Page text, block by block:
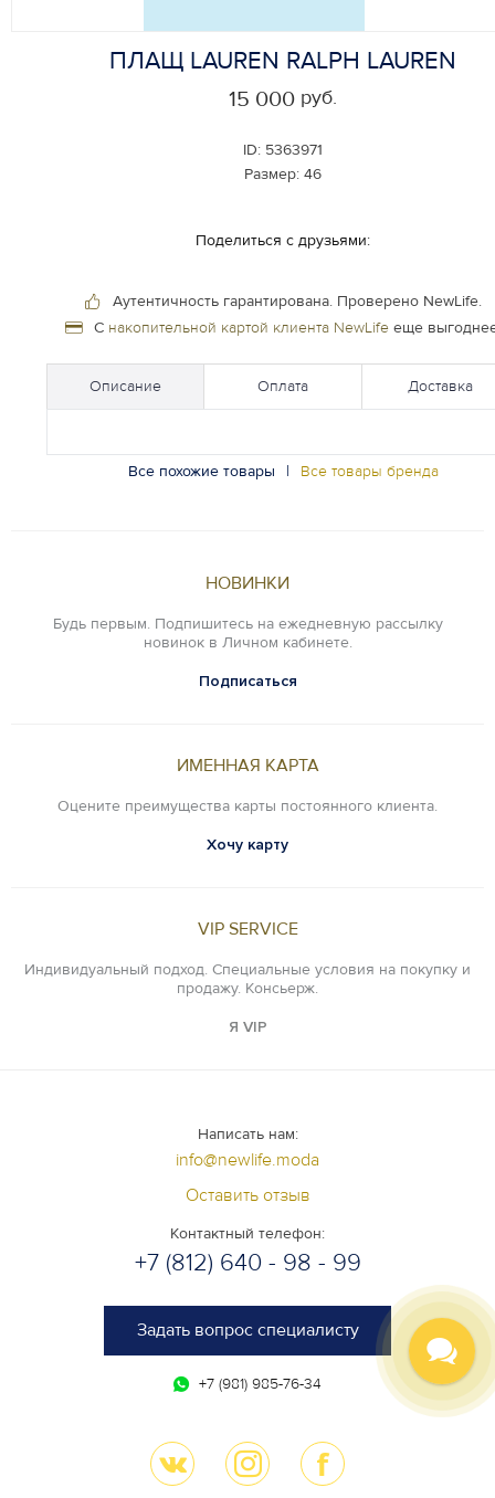
ПЛАЩ LAUREN RALPH LAUREN
ID: 5363971
Размер: 46
15 000 руб.
Поделиться с друзьями:
Аутентичность гарантирована. Проверено NewLife.
С накопительной картой клиента NewLifeеще
Описание Оплата Доставка
Все похожие товары | Все товары бренда
НОВИНКИ
Будь первым. Подпишитесь на ежедневную рассылку
новинок в Личном кабинете.
Подписаться
ИМЕННАЯ КАРТА
Оцените преимущества карты постоянного клиента.
Хочу карту
VIP SERVICE
Индивидуальный подход. Специальные условия на покупку и
продажу. Консьерж.
Я VIP
Написать нам:
info@newlife.moda
Оставить отзыв
Контактный телефон:
+7 (812) 640 - 98 - 99
Задать вопрос специалисту
+7 (981) 985-76-34